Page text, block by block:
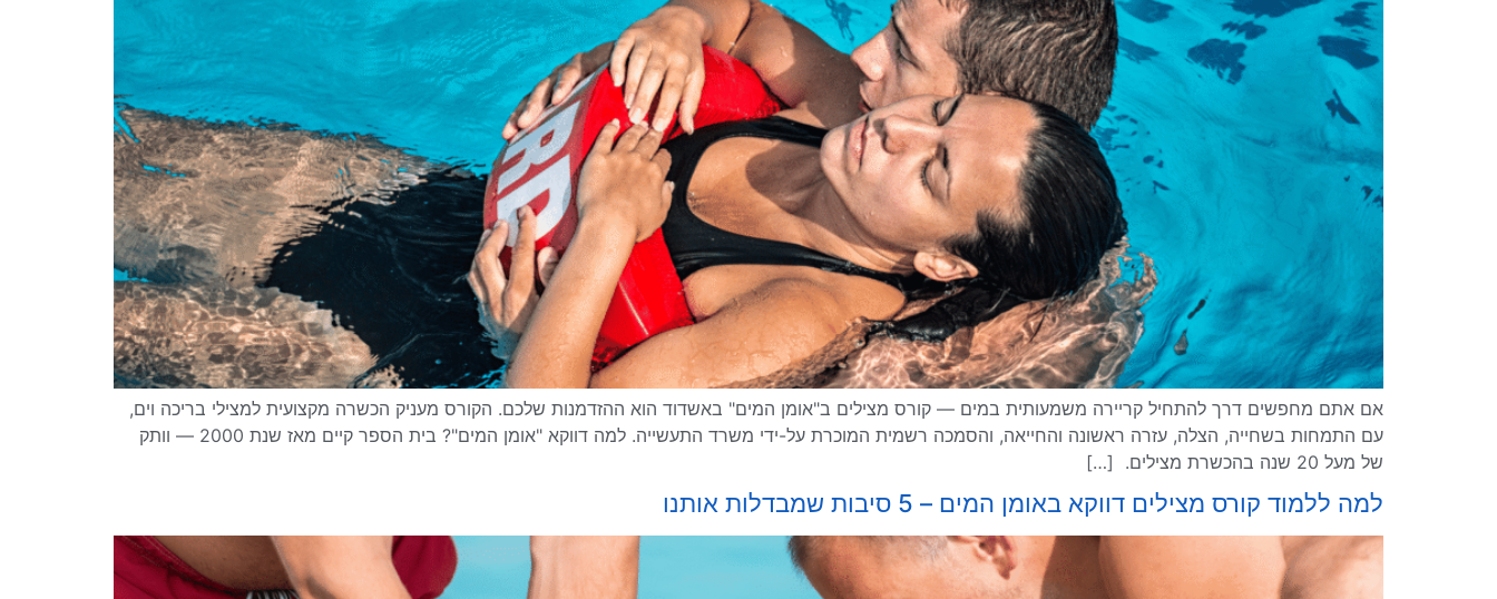
אם אתם מחפשים דרך להתחיל קריירה משמעותית במים — קורס מצילים ב"אומן המים" באשדוד הוא ההזדמנות שלכם. הקורס מעניק הכשרה מקצועית למצילי בריכה וים,
עם התמחות בשחייה, הצלה, עזרה ראשונה והחייאה, והסמכה רשמית המוכרת על-ידי משרד התעשייה. למה דווקא "אומן המים"? בית הספר קיים מאז שנת 2000 — וותק
של מעל 20 שנה בהכשרת מצילים. […]
למה ללמוד קורס מצילים דווקא באומן המים – 5 סיבות שמבדלות אותנו